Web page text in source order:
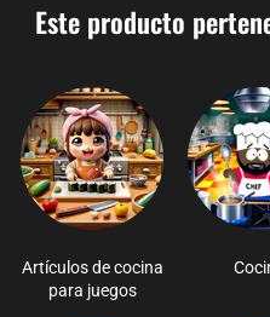
Este producto
Artículos de cocina
para juegos